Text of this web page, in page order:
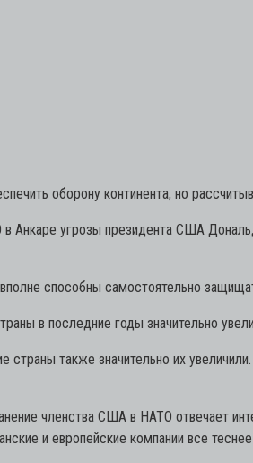
оборону континента, но
угрозы президента США
способны самостоятельно
в последние годы значительно
страны также значительно их
членства США в НАТО отвечает
и европейские компании все